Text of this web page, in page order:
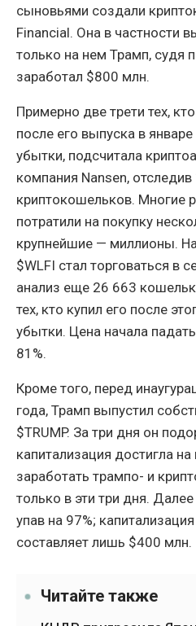
сыновьями создали
Financial. Она в частности
только на нем Трамп, судя
заработал $800 млн.
Примерно две трети тех,
после его выпуска в
убытки, подсчитала
компания Nansen,
криптокошельков. Многие
потратили на покупку
крупнейшие — миллионы.
$WLFI стал торговаться в
анализ еще 26 663
тех, кто купил его после
убытки. Цена начала
81%.
Кроме того, перед
года, Трамп выпустил
$TRUMP. За три дня он
капитализация достигла
заработать трампо- и
только в эти три дня.
упав на 97%;
составляет лишь $400 млн.
Читайте также